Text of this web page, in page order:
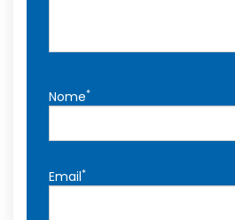
Nome*
Email*